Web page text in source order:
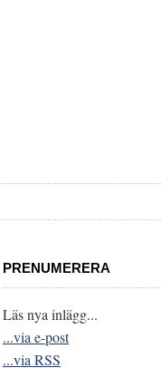
PRENUMERERA
Läs nya inlägg...
...via e-post
...via RSS